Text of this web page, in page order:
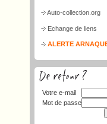
Auto-collection.org
Echange de liens
ALERTE
Votre e-mail
Mot de passe